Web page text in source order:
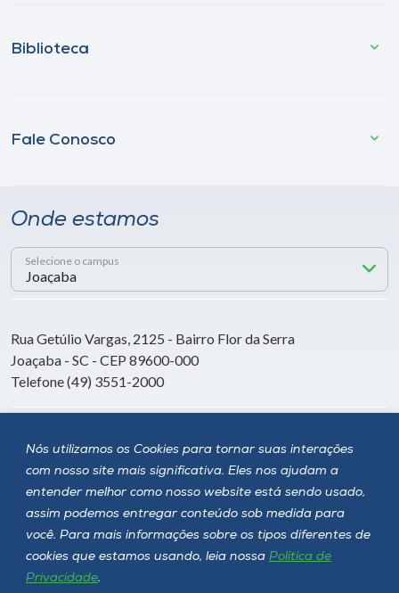
Nós utilizamos os Cookies para tornar suas interações
com nosso site mais significativa. Eles nos ajudam a
entender melhor como nosso website está sendo usado,
assim podemos entregar conteúdo sob medida para
você. Para mais informações sobre os tipos diferentes de
cookies que estamos usando, leia nossa Política de
Privacidade.
Biblioteca
Fale Conosco
Onde estamos
Selecione o campus
Rua Getúlio Vargas, 2125 - Bairro Flor da Serra
Joaçaba - SC - CEP 89600-000
Telefone (49) 3551-2000
Siga a Unoesc